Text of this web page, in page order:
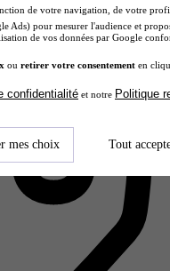
de votre navigation, de votre
Ads) pour mesurer l'audience et
de vos données par Google
ou retirer votre consentement en
confidentialité et notre Politique
mes choix Tout